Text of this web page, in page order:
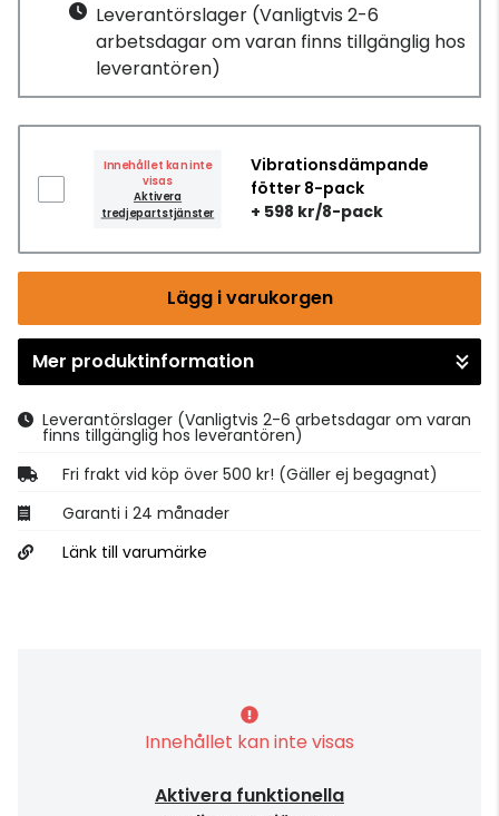
Leverantörslager (Vanligtvis 2-6
arbetsdagar om varan finns tillgänglig hos
leverantören)
Innehållet kan inte
visas
Aktivera
tredjepartstjänster
Vibrationsdämpande
fötter 8-pack
+ 598 kr/8-pack
Lägg i varukorgen
Gå till kassan
Mer produktinformation
Leverantörslager (Vanligtvis 2-6 arbetsdagar om varan
finns tillgänglig hos leverantören)
Fri frakt vid köp över 500 kr! (Gäller ej begagnat)
Garanti i 24 månader
Länk till varumärke
Innehållet kan inte visas
Aktivera funktionella